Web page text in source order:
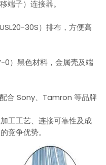
端子）连接器。
30S）排布，方便高
0）黑色材料，金属壳及端
合 Sony、Tamron 等品牌
工工艺、连接可靠性及成
竞争优势。